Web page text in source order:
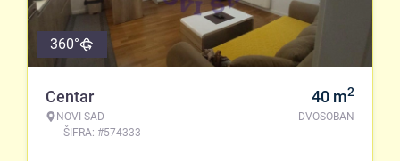
360°
Centar
NOVI SAD
ŠIFRA: #574333
40 m2
DVOSOBAN